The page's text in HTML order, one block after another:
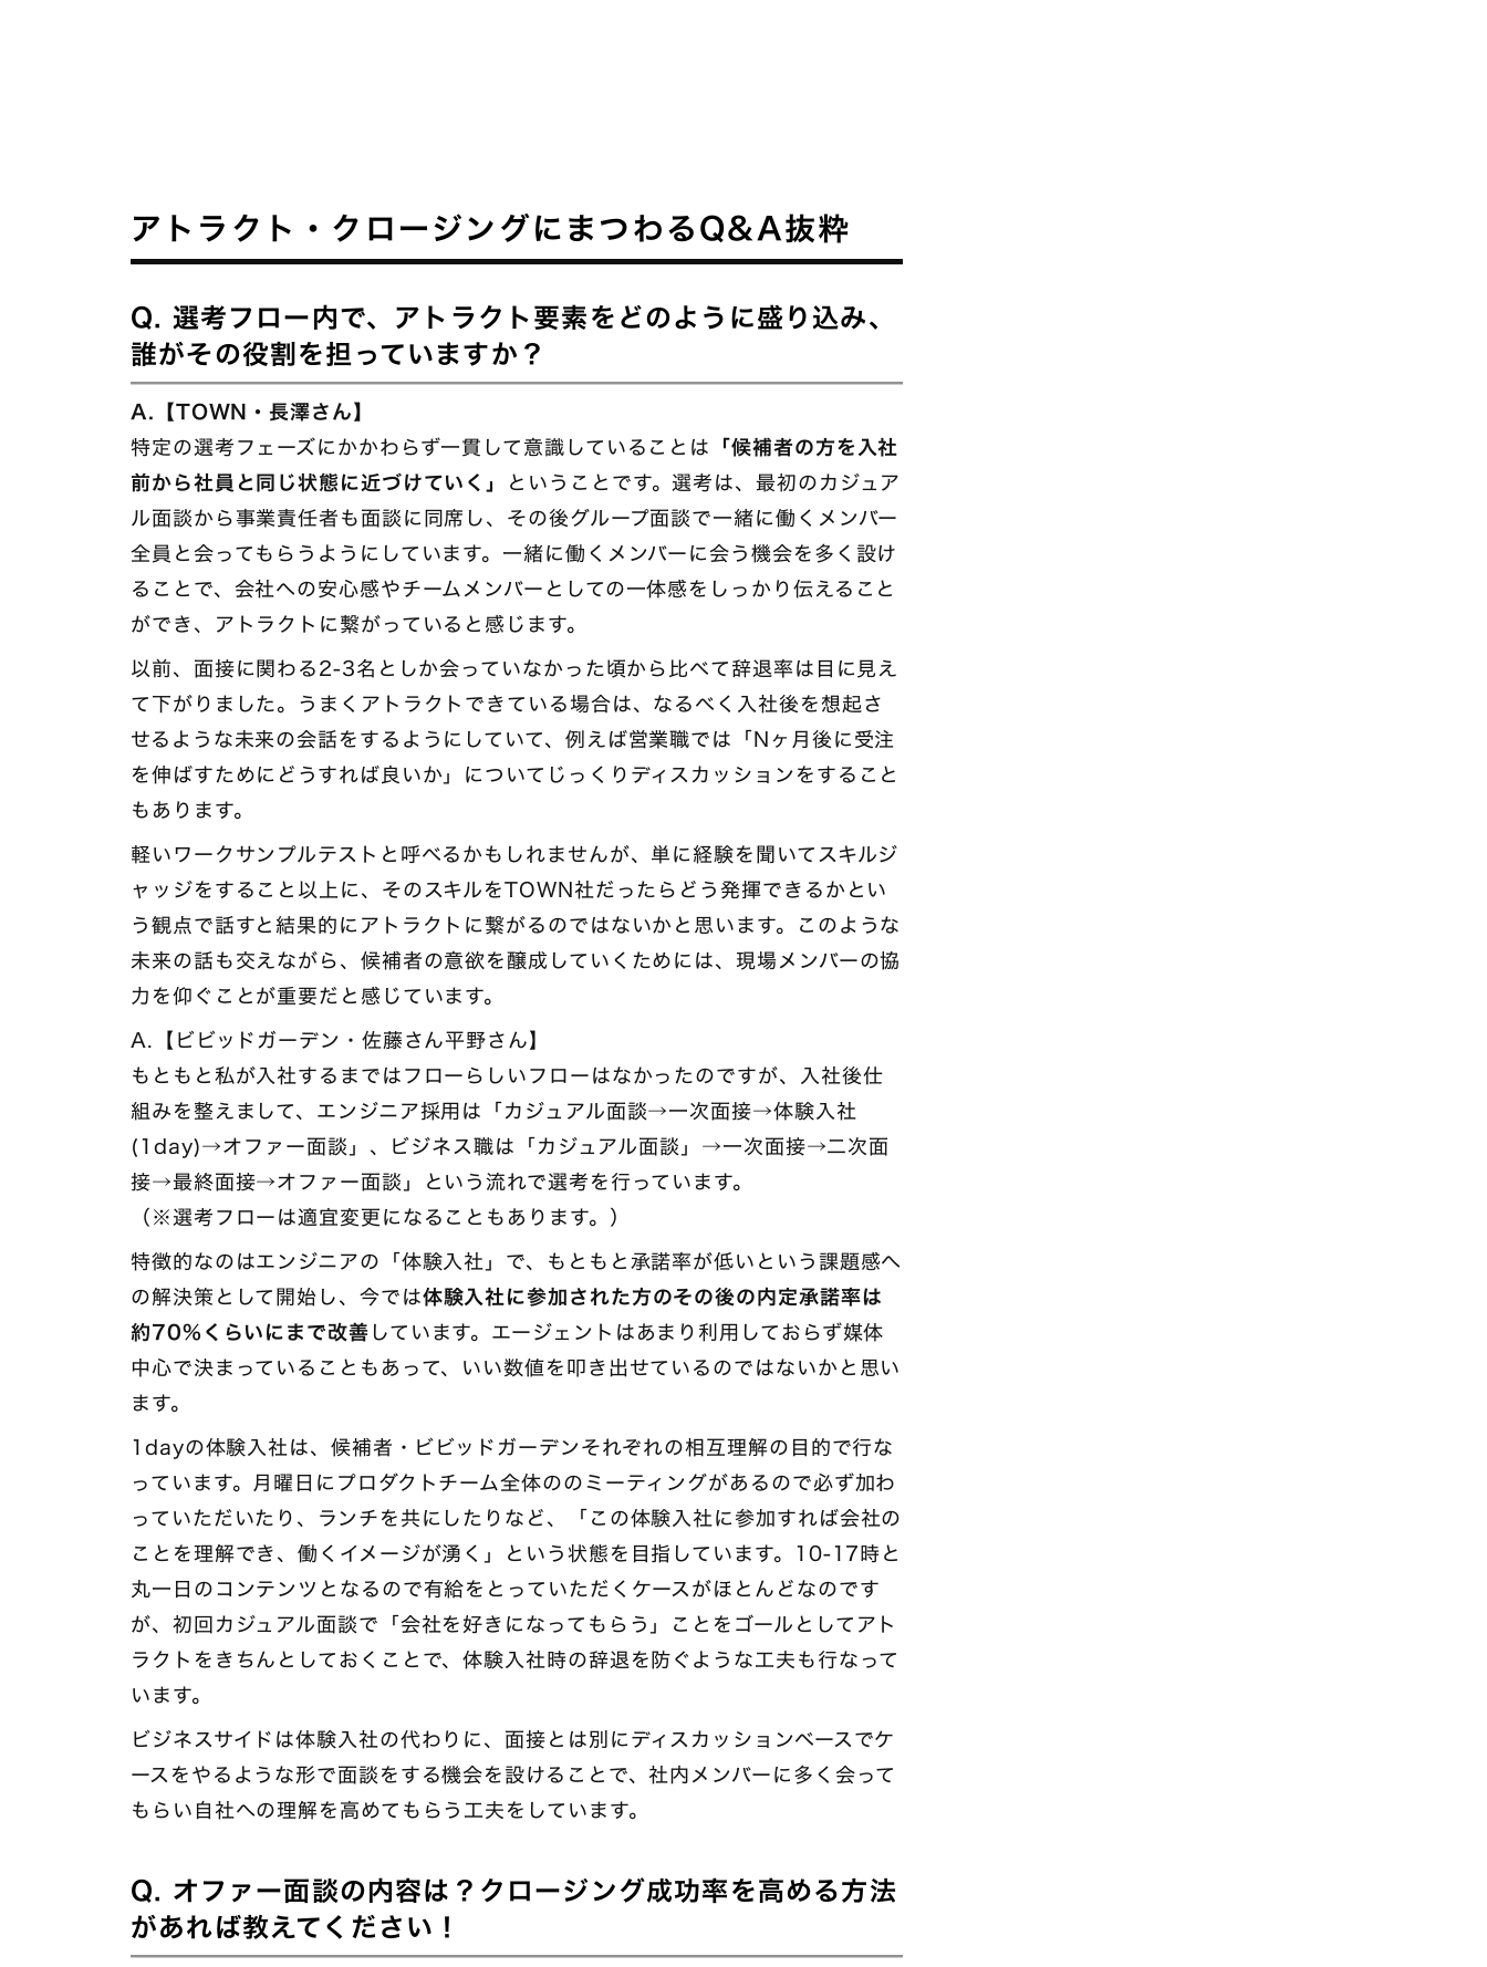
アトラクト・クロージングにまつわるQ&A抜粋
Q. 選考フロー内で、アトラクト要素をどのように盛り込み、
誰がその役割を担っていますか？
A.【TOWN・長澤さん】
特定の選考フェーズにかかわらず一貫して意識していることは 「候補者の方を入社
前から社員と同じ状態に近づけていく」 ということです。選考は、最初のカジュア
ル面談から事業責任者も面談に同席し、その後グループ面談で一緒に働くメンバー
全員と会ってもらうようにしています。一緒に働くメンバーに会う機会を多く設け
ることで、会社への安心感やチームメンバーとしての一体感をしっかり伝えること
ができ、アトラクトに繋がっていると感じます。
以前、面接に関わる2-3名としか会っていなかった頃から比べて辞退率は目に見え
て下がりました。うまくアトラクトできている場合は、なるべく入社後を想起さ
せるような未来の会話をするようにしていて、例えば営業職では「Nヶ月後に受注
を伸ばすためにどうすれば良いか」についてじっくりディスカッションをすること
もあります。
軽いワークサンプルテストと呼べるかもしれませんが、単に経験を聞いてスキルジ
ャッジをすること以上に、そのスキルをTOWN社だったらどう発揮できるかとい
う観点で話すと結果的にアトラクトに繋がるのではないかと思います。このような
未来の話も交えながら、候補者の意欲を醸成していくためには、現場メンバーの協
力を仰ぐことが重要だと感じています。
A.【ビビッドガーデン・佐藤さん平野さん】
もともと私が入社するまではフローらしいフローはなかったのですが、入社後仕
組みを整えまして、エンジニア採用は「カジュアル面談→一次面接→体験入社
(1day)→オファー面談」、ビジネス職は「カジュアル面談」→一次面接→二次面
接→最終面接→オファー面談」という流れで選考を行っています。
（※選考フローは適宜変更になることもあります。）
特徴的なのはエンジニアの「体験入社」で、もともと承諾率が低いという課題感へ
の解決策として開始し、今では体験入社に参加された方のその後の内定承諾率は
約70%くらいにまで改善しています。エージェントはあまり利用しておらず媒体
中心で決まっていることもあって、いい数値を叩き出せているのではないかと思い
ます。
1dayの体験入社は、候補者・ビビッドガーデンそれぞれの相互理解の目的で行な
っています。月曜日にプロダクトチーム全体ののミーティングがあるので必ず加わ
っていただいたり、ランチを共にしたりなど、「この体験入社に参加すれば会社の
ことを理解でき、働くイメージが湧く」という状態を目指しています。10-17時と
丸一日のコンテンツとなるので有給をとっていただくケースがほとんどなのです
が、初回カジュアル面談で「会社を好きになってもらう」ことをゴールとしてアト
ラクトをきちんとしておくことで、体験入社時の辞退を防ぐような工夫も行なって
います。
ビジネスサイドは体験入社の代わりに、面接とは別にディスカッションベースでケ
ースをやるような形で面談をする機会を設けることで、社内メンバーに多く会って
もらい自社への理解を高めてもらう工夫をしています。
Q. オファー面談の内容は？クロージング成功率を高める方法
があれば教えてください！